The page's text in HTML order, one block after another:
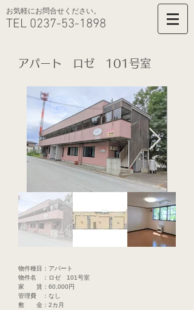
​お気軽にお問合せください。
TEL 0237-53-1898
アパート ロゼ 101 号室
物件種目：アパート
​物件名 ：ロゼ 101号室
家 賃：60,000円
​管理費 ：なし
敷 金：2カ月